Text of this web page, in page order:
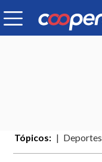
Tópicos: Deportes